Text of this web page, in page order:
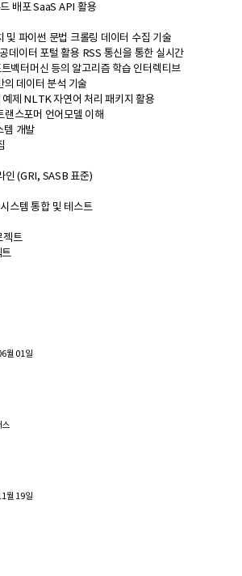
배포 SaaS API 활용
및 파이썬 문법 크롤링 데이터 수집 기술
데이터 포털 활용 RSS 통신을 통한 실시간
벡터머신 등의 알고리즘 학습 인터렉티브
의 데이터 분석 기술
제 NLTK 자연어 처리 패키지 활용
랜스포머 언어모델 이해
템 개발
인 (GRI, SASB 표준)
스템 통합 및 테스트
젝트
트
월 01일
스
월 19일